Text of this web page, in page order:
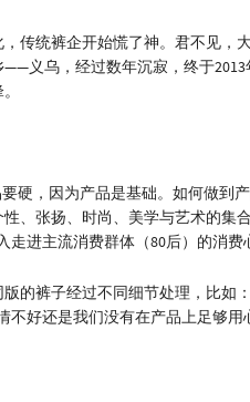
传统裤企开始慌了神。君不见，
义乌，经过数年沉寂，终于
硬，因为产品是基础。如何做到
、张扬、时尚、美学与艺术的集
进主流消费群体（80后）的消费
的裤子经过不同细节处理，比如
不好还是我们没有在产品上足够用